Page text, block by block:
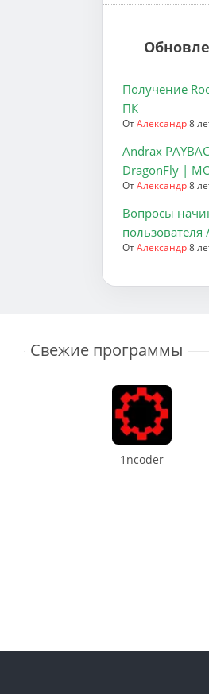
Получение
ПК
ОтАлександр8
Andrax
DragonFly |
ОтАлександр8
Вопросы
ОтАлександр8
Свежие программы
1ncoder